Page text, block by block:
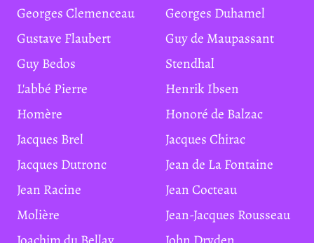
Georges Clemenceau
Georges Duhamel
Gustave Flaubert
Guy de Maupassant
Guy Bedos
Stendhal
L'abbé Pierre
Henrik Ibsen
Homère
Honoré de Balzac
Jacques Brel
Jacques Chirac
Jacques Dutronc
Jean de La Fontaine
Jean Racine
Jean Cocteau
Molière
Jean-Jacques Rousseau